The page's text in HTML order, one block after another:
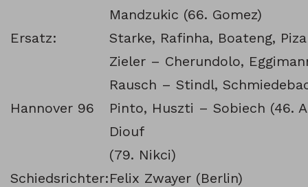
Mandzukic (66. Gomez)
Ersatz:
Starke, Rafinha, Boateng,
Hannover 96
Zieler – Cherundolo,
Rausch – Stindl,
Pinto, Huszti – Sobiech (46.
Diouf
(79. Nikci)
Schiedsrichter:Felix Zwayer (Berlin)